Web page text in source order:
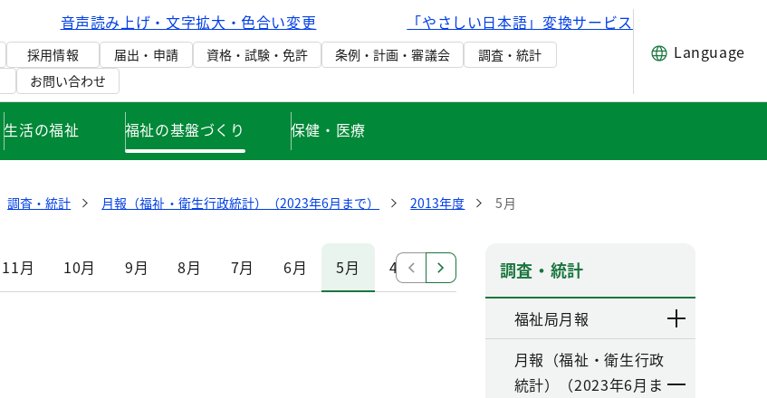
音声読み上げ・文字拡大・色合い変更 「やさしい日本語」変換サービス
採用情報 届出・申請 資格・試験・免許 条例・計画・審議会
調査・統計
お問い合わせ
Language
生活の福祉 福祉の基盤づくり 保健・医療
調査・統計 月報（福祉・衛生行政統計）（2023年6月まで） 2013年度 5月
11月 10月 9月 8月 7月 6月 5月 4月 調査・統計
福祉局月報
月報（福祉・衛生行政
統計）（2023年6月ま